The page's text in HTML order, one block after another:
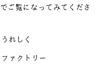
ご覧になってみてくださ
しく
リー